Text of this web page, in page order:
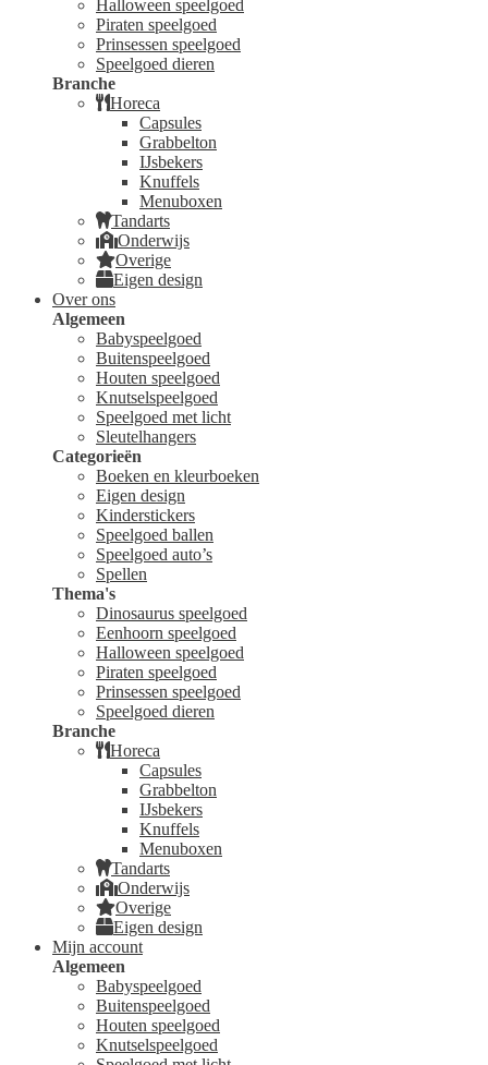
Halloween speelgoed
Piraten speelgoed
Prinsessen speelgoed
Speelgoed dieren
Branche
Horeca
Capsules
Grabbelton
IJsbekers
Knuffels
Menuboxen
Tandarts
Onderwijs
Overige
Eigen design
Over ons
Algemeen
Babyspeelgoed
Buitenspeelgoed
Houten speelgoed
Knutselspeelgoed
Speelgoed met licht
Sleutelhangers
Categorieën
Boeken en kleurboeken
Eigen design
Kinderstickers
Speelgoed ballen
Speelgoed auto’s
Spellen
Thema's
Dinosaurus speelgoed
Eenhoorn speelgoed
Halloween speelgoed
Piraten speelgoed
Prinsessen speelgoed
Speelgoed dieren
Branche
Horeca
Capsules
Grabbelton
IJsbekers
Knuffels
Menuboxen
Tandarts
Onderwijs
Overige
Eigen design
Mijn account
Algemeen
Babyspeelgoed
Buitenspeelgoed
Houten speelgoed
Knutselspeelgoed